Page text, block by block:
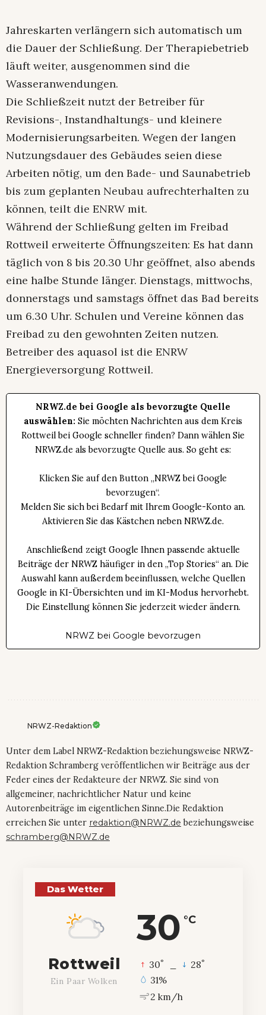
Jahreskarten verlängern sich automatisch um
die Dauer der Schließung. Der Therapiebetrieb
läuft weiter, ausgenommen sind die
Wasseranwendungen.
Die Schließzeit nutzt der Betreiber für
Revisions-, Instandhaltungs- und kleinere
Modernisierungsarbeiten. Wegen der langen
Nutzungsdauer des Gebäudes seien diese
Arbeiten nötig, um den Bade- und Saunabetrieb
bis zum geplanten Neubau aufrechterhalten zu
können, teilt die ENRW mit.
Während der Schließung gelten im Freibad
Rottweil erweiterte Öffnungszeiten: Es hat dann
täglich von 8 bis 20.30 Uhr geöffnet, also abends
eine halbe Stunde länger. Dienstags, mittwochs,
donnerstags und samstags öffnet das Bad bereits
um 6.30 Uhr. Schulen und Vereine können das
Freibad zu den gewohnten Zeiten nutzen.
Betreiber des aquasol ist die ENRW
Energieversorgung Rottweil.
NRWZ.de bei Google als bevorzugte Quelle
auswählen: Sie möchten Nachrichten aus dem Kreis
Rottweil bei Google schneller finden? Dann wählen Sie
NRWZ.de als bevorzugte Quelle aus. So geht es:
Klicken Sie auf den Button „NRWZ bei Google
bevorzugen“.
Melden Sie sich bei Bedarf mit Ihrem Google-Konto an.
Aktivieren Sie das Kästchen neben NRWZ.de.
Anschließend zeigt Google Ihnen passende aktuelle
Beiträge der NRWZ häufiger in den „Top Stories“ an. Die
Auswahl kann außerdem beeinflussen, welche Quellen
Google in KI-Übersichten und im KI-Modus hervorhebt.
Die Einstellung können Sie jederzeit wieder ändern.
NRWZ bei Google bevorzugen
NRWZ-Redaktion
Unter dem Label NRWZ-Redaktion beziehungsweise NRWZ-
Redaktion Schramberg veröffentlichen wir Beiträge aus der
Feder eines der Redakteure der NRWZ. Sie sind von
allgemeiner, nachrichtlicher Natur und keine
Autorenbeiträge im eigentlichen Sinne.Die Redaktion
erreichen Sie unter redaktion@NRWZ.de beziehungsweise
schramberg@NRWZ.de
Das Wetter
30 °C
Rottweil
Ein Paar Wolken
30° 28°
31%
2 km/h